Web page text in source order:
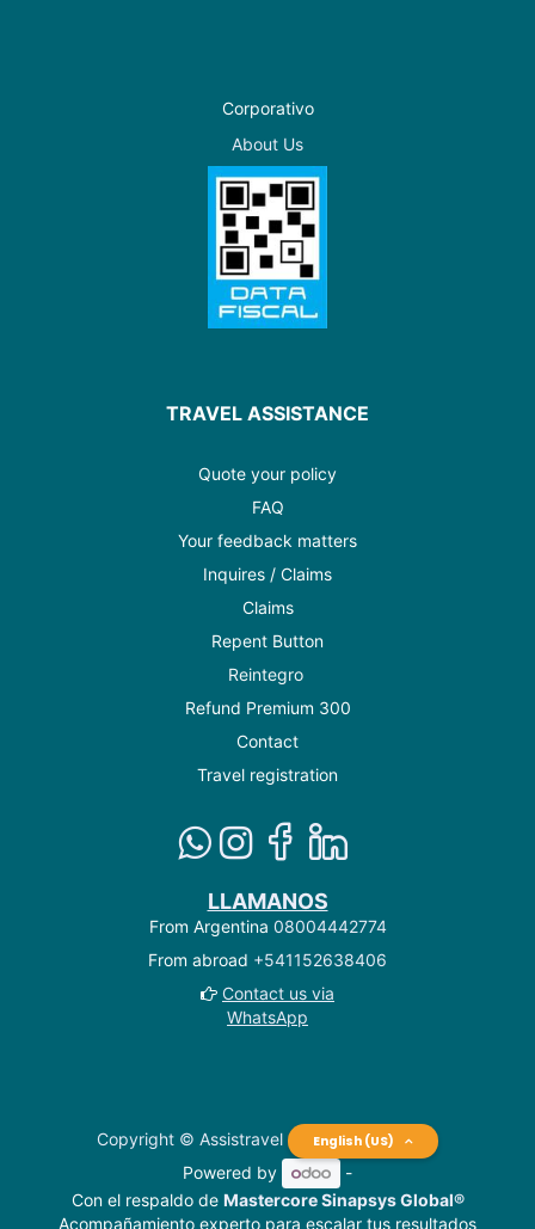
Corporativo
About Us
TRAVEL ASSISTANCE
Quote your policy
FAQ
Your feedback matters
Inquires / Claims
Claims
Repent Button
Reintegro
Refund Premium 300
Contact
Travel registration
LLAMANOS
From Argentina 08004442774
From abroad +541152638406
Contact us via
WhatsApp
Copyright © Assistravel English (US)
Powered by
-
Con el respaldo de Mastercore Sinapsys Global®
Acompañamiento experto para escalar tus resultados